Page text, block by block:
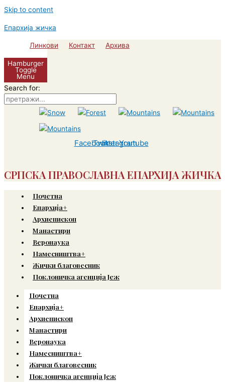
Skip to content
Епархија жичка
Линкови Контакт Архива
Hamburger
Toggle
Menu
Search for:
Facebook
Twitter
Instagram
Youtube
СРПСКА ПРАВОСЛАВНА ЕПАРХИЈА ЖИЧКА
Почетна
Епархија+
Архиепископ
Манастири
Веронаука
Намесништва+
Жички благовесник
Поклоничка агенција Јеж
Почетна
Епархија+
Архиепископ
Манастири
Веронаука
Намесништва+
Жички благовесник
Поклоничка агенција Јеж